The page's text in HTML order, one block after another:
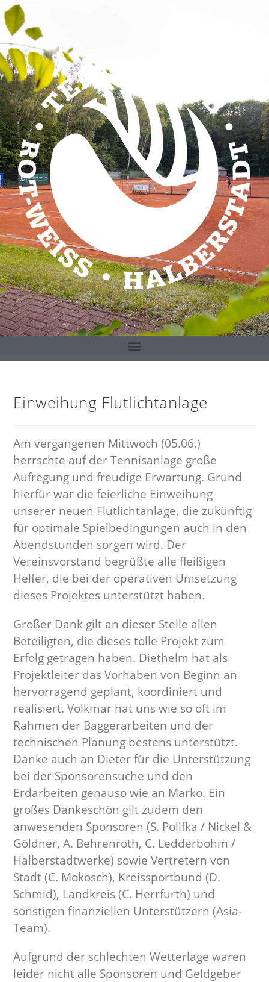
Einweihung Flutlichtanlage
Am vergangenen Mittwoch (05.06.)
herrschte auf der Tennisanlage große
Aufregung und freudige Erwartung. Grund
hierfür war die feierliche Einweihung
unserer neuen Flutlichtanlage, die zukünftig
für optimale Spielbedingungen auch in den
Abendstunden sorgen wird. Der
Vereinsvorstand begrüßte alle fleißigen
Helfer, die bei der operativen Umsetzung
dieses Projektes unterstützt haben.
Großer Dank gilt an dieser Stelle allen
Beteiligten, die dieses tolle Projekt zum
Erfolg getragen haben. Diethelm hat als
Projektleiter das Vorhaben von Beginn an
hervorragend geplant, koordiniert und
realisiert. Volkmar hat uns wie so oft im
Rahmen der Baggerarbeiten und der
technischen Planung bestens unterstützt.
Danke auch an Dieter für die Unterstützung
bei der Sponsorensuche und den
Erdarbeiten genauso wie an Marko. Ein
großes Dankeschön gilt zudem den
anwesenden Sponsoren (S. Polifka / Nickel &
Göldner, A. Behrenroth, C. Ledderbohm /
Halberstadtwerke) sowie Vertretern von
Stadt (C. Mokosch), Kreissportbund (D.
Schmid), Landkreis (C. Herrfurth) und
sonstigen finanziellen Unterstützern (Asia-
Team).
Aufgrund der schlechten Wetterlage waren
leider nicht alle Sponsoren und Geldgeber